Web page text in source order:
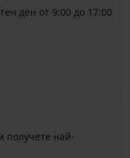
ден от 9:00 до 17:00
получете най-